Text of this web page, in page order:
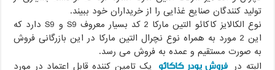
تولید کنندگان صنایع غذایی را از خریداران خود ببیند.
نوع الکالایز کاکائو التین مارکا 2 کد بسیار معروف S9 و S9 دارد که
این 2 مورد به همراه نوع نچرال التین مارکا در این بازرگانی فروش
به صورت مستقیم و عمده به فروش می رسد.
البته در فروش پودر کاکائو یک تامین کننده قابل اعتماد در مورد